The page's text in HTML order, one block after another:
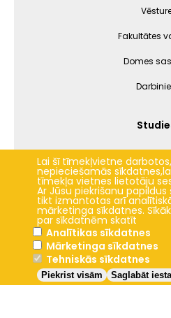
Fakultātes
Domes
Jelgava
2024 © LBTU
Privātuma
Lai šī tīmekļvietne
nepieciešamās
tīmekļa vietnes lietotāju
Ar Jūsu piekrišanu
tikt izmantotas arī
mārketinga sīkdatnes.
par sīkdatnēm skatīt
Analītikas sīkdatnes
Mārketinga sīkdatnes
Tehniskās sīkdatnes
Saglabāt
Piekrist visām